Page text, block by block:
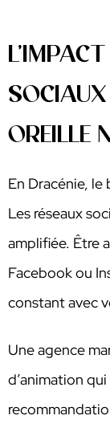
SOCIAUX
OREILLE
En Dracénie,
Les réseaux
amplifiée. Être
Facebook ou
constant avec
Une agence
d’animation